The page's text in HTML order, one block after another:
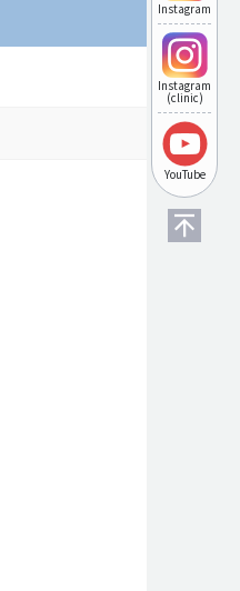
Instagram
Instagram
(clinic)
YouTube